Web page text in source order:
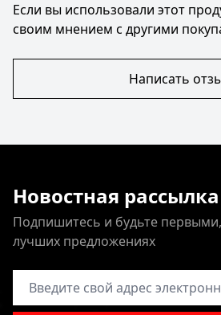
Если вы использовали этот
своим мнением с другими
Написать
Новостная рассылка
Подпишитесь и будьте первыми,
лучших предложениях
Адрес электронной почты